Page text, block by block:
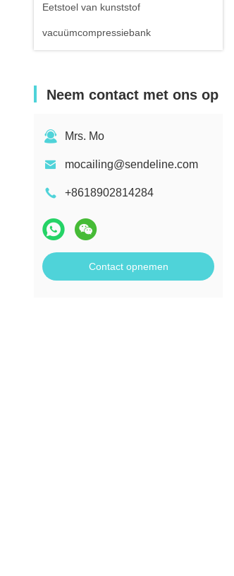
Eetstoel van kunststof
vacuümcompressiebank
Neem contact met ons op
Mrs. Mo
mocailing@sendeline.com
+8618902814284
Contact opnemen